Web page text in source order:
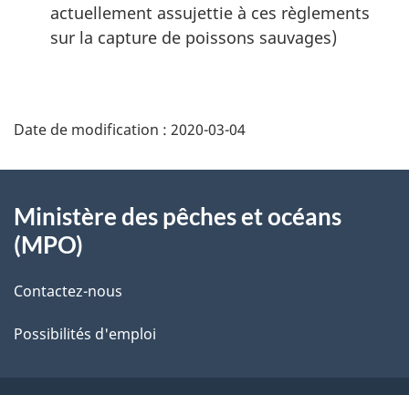
actuellement assujettie à ces règlements
sur la capture de poissons sauvages)
Date de modification : 2020-03-04
propos
de
ce
site
Ministère des pêches et océans
(MPO)
Contactez-nous
Possibilités d'emploi